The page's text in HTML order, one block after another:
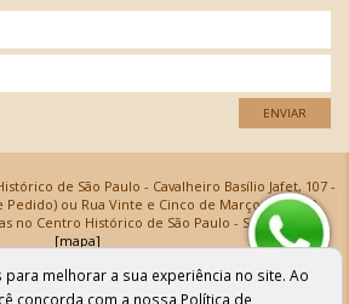
ENVIAR
de São Paulo - Cavalheiro Basílio Jafet, 107 -
Pedido) ou Rua Vinte e Cinco de Março, 576 - SP,
no Centro Histórico de São Paulo - SP
[mapa]
Cecília Ltda | CNPJ: 61.069.639/0001-18
apresentadas na loja virtual não valem para nossa loja física e
prévio. Vendas com cartão de crédito sujeitas a análise e
melhorar a sua experiência no site. Ao
concorda com a nossa Política de